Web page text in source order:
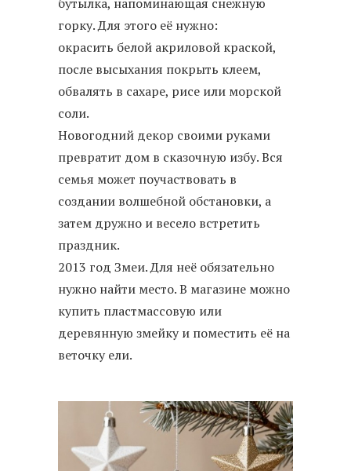
горку. Для этого её нужно:
окрасить белой акриловой краской,
после высыхания покрыть клеем,
обвалять в сахаре, рисе или морской
соли.
Новогодний декор своими руками
превратит дом в сказочную избу. Вся
семья может поучаствовать в
создании волшебной обстановки, а
затем дружно и весело встретить
праздник.
2013 год Змеи. Для неё обязательно
нужно найти место. В магазине можно
купить пластмассовую или
деревянную змейку и поместить её на
веточку ели.